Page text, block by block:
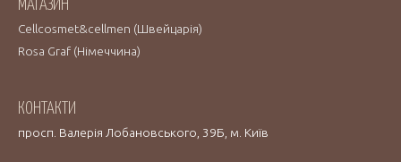
МАГАЗИН
Cellcosmet&cellmen (Швейцарія)
Rosa Graf (Німеччина)
КОНТАКТИ
просп. Валерія Лобановського, 39Б, м. Київ